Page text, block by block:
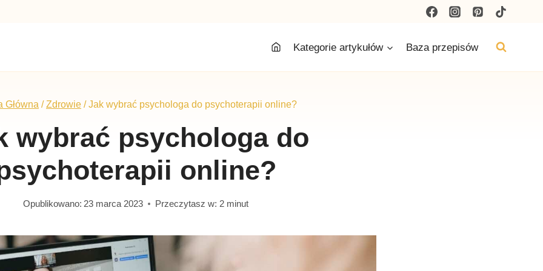
Kategorie artykułów Baza przepisów
Główna / Zdrowie / Jak wybrać psychologa do psychoterapii online?
wybrać psychologa do
online?
Opublikowano: 23 marca 2023 Przeczytasz w: 2 minut